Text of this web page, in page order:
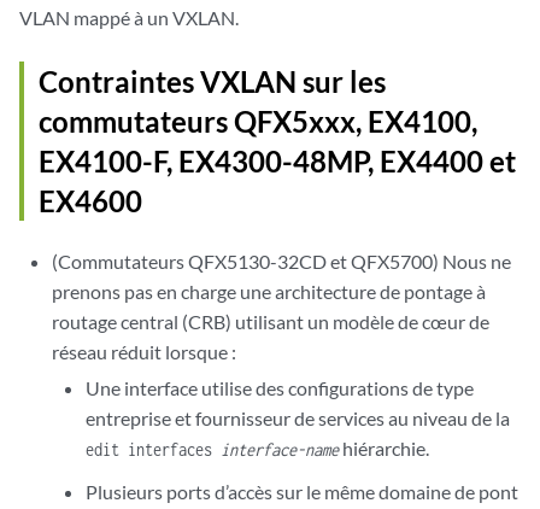
VLAN mappé à un VXLAN.
Contraintes VXLAN sur les
commutateurs QFX5xxx, EX4100,
EX4100-F, EX4300-48MP, EX4400 et
EX4600
(Commutateurs QFX5130-32CD et QFX5700) Nous ne
prenons pas en charge une architecture de pontage à
routage central (CRB) utilisant un modèle de cœur de
réseau réduit lorsque :
Une interface utilise des configurations de type
entreprise et fournisseur de services au niveau de la
edit interfaces interface-namehiérarchie.
Plusieurs ports d’accès sur le même domaine de pont